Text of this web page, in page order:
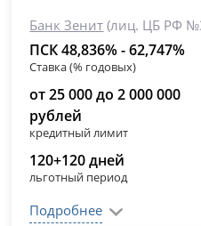
Банк Зенит (лиц. ЦБ РФ
ПСК 48,836% - 62,747%
Ставка (% годовых)
от 25 000 до 2 000 000
рублей
кредитный лимит
120+120 дней
льготный период
Подробнее